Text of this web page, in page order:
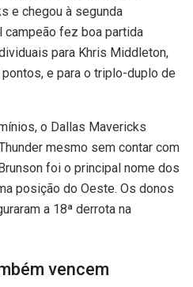
e chegou à segunda
campeão fez boa partida
para Khris Middleton,
e para o triplo-duplo de
o Dallas Mavericks
mesmo sem contar com
foi o principal nome dos
posição do Oeste. Os donos
a 18ª derrota na
vencem